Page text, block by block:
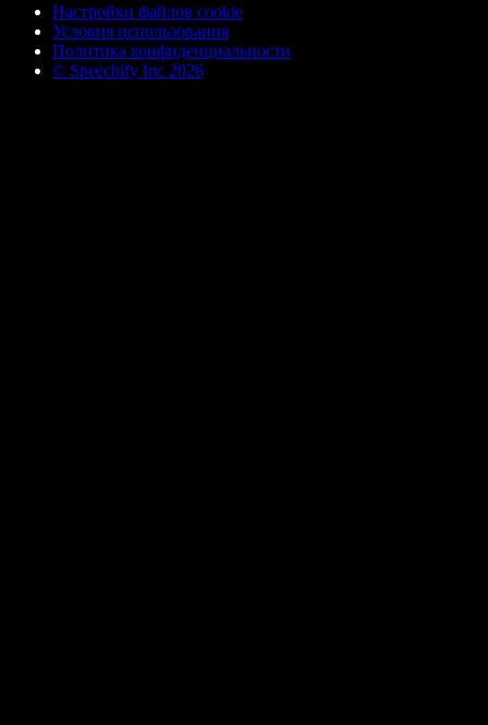
Настройки файлов cookie
Условия использования
Политика конфиденциальности
© Speechify Inc 2026